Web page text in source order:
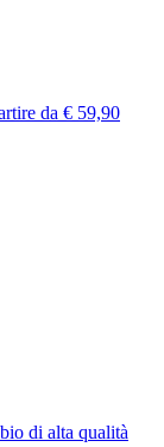
da € 59,90
di alta qualità